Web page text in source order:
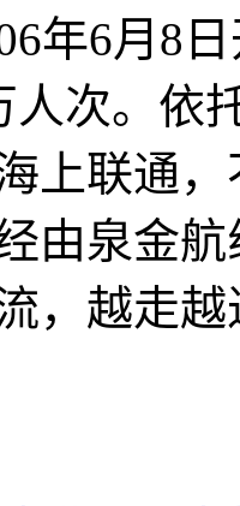
年6月8
人次。依
上联通
由泉金
，越走